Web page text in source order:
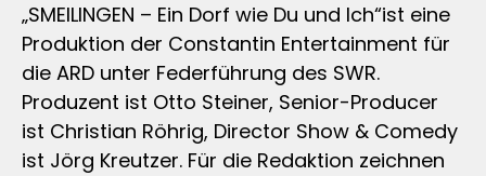
„SMEILINGEN – Ein Dorf wie Du und Ich“ist eine
Produktion der Constantin Entertainment für
die ARD unter Federführung des SWR.
Produzent ist Otto Steiner, Senior-Producer
ist Christian Röhrig, Director Show & Comedy
ist Jörg Kreutzer. Für die Redaktion zeichnen